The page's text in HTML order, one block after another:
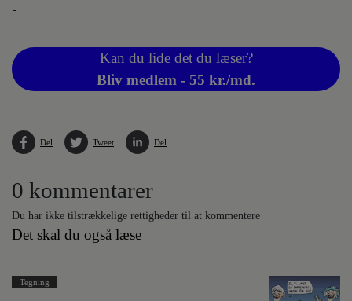
-
Kan du lide det du læser?
Bliv medlem - 55 kr./md.
Del Tweet Del
0 kommentarer
Du har ikke tilstrækkelige rettigheder til at kommentere
Det skal du også læse
Tegning